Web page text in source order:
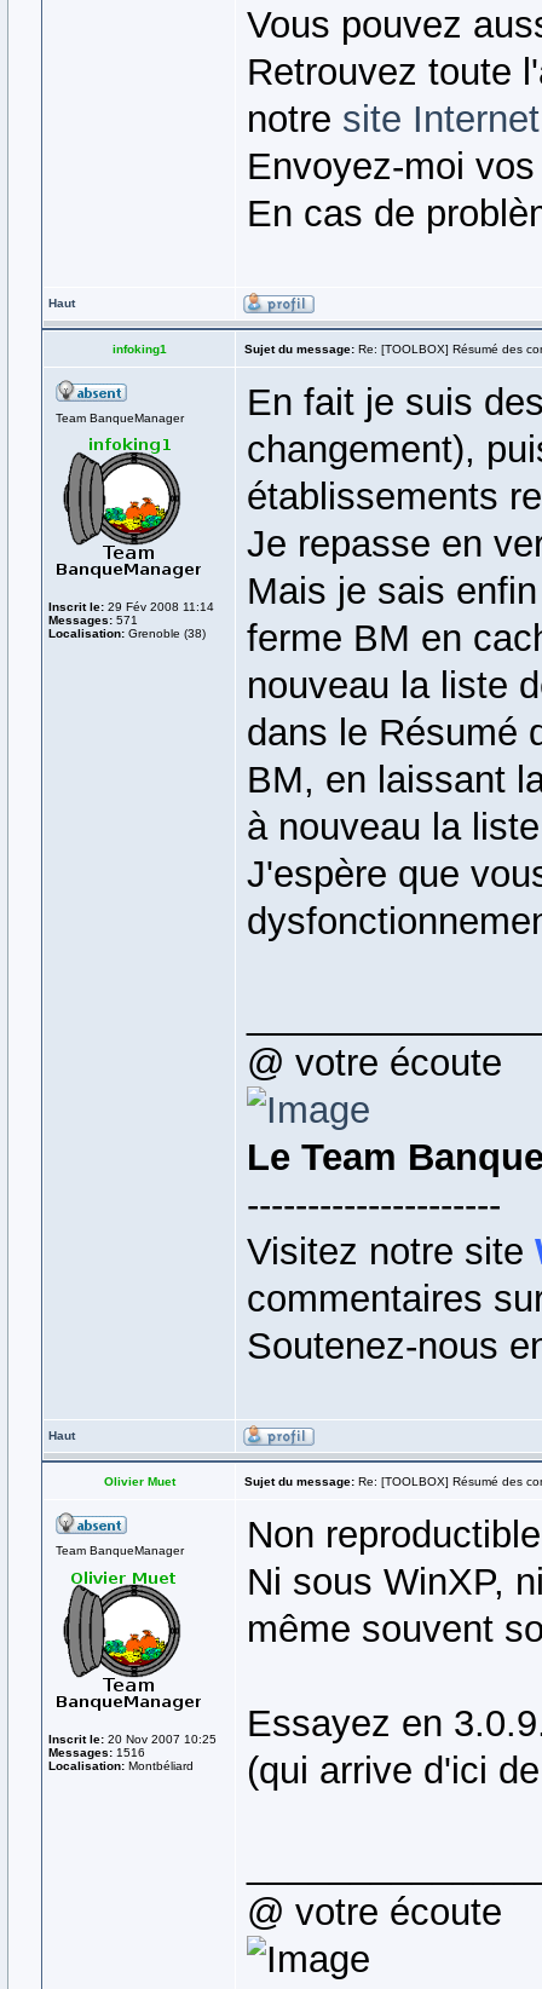
Vous pouvez
Retrouvez toute
notre site Internet
Envoyez-moi
En cas de
Haut
infoking1 Sujet du message: Re: [TOOLBOX] Résumé des
Team BanqueManager
Inscrit le: 29 Fév 2008 11:14
Messages: 571
Localisation: Grenoble (38)
En fait je suis
changement),
établissements
Je repasse en
Mais je sais
ferme BM en
nouveau la liste
dans le Résumé
BM, en laissant
à nouveau la
J'espère que
@ votre écoute
Le Team
---------------------
Visitez notre site
commentaires
Soutenez-nous
Haut
Olivier Muet Sujet du message: Re: [TOOLBOX] Résumé des
Team BanqueManager
Inscrit le: 20 Nov 2007 10:25
Messages: 1516
Localisation: Montbéliard
Non
Ni sous WinXP,
même souvent
Essayez en
(qui arrive d'ici
@ votre écoute